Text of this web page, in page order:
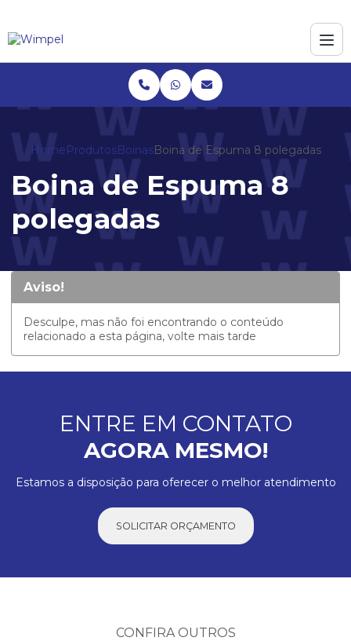
HomeProdutosBoinasBoina de Espuma 8 polegadas
Boina de Espuma 8
polegadas
Aviso!
Desculpe, mas não foi encontrando o conteúdo
relacionado a esta página, volte mais tarde
ENTRE EM CONTATO
AGORA MESMO!
Estamos a disposição para oferecer o melhor atendimento
SOLICITAR ORÇAMENTO
CONFIRA OUTROS